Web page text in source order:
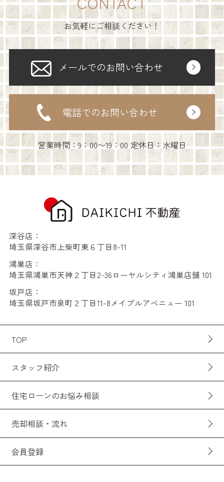
お気軽にご相談ください！
メールでのお問い合わせ
電話でのお問い合わせ
営業時間：9：00〜19：00 定休日：水曜日
深谷店：
埼玉県深谷市上柴町東６丁目8-11
鴻巣店：
埼玉県鴻巣市天神２丁目2-36ローヤルシティ鴻巣店舗 101
坂戸店：
埼玉県坂戸市泉町２丁目11-8メイプルアベニュー 101
TOP
スタッフ紹介
住宅ローンのお悩み相談
売却相談・流れ
会員登録